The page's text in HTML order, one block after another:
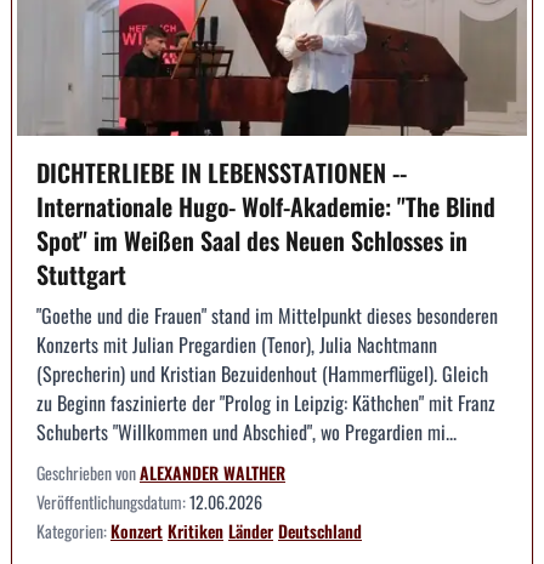
DICHTERLIEBE IN LEBENSSTATIONEN --
Internationale Hugo- Wolf-Akademie: "The Blind
Spot" im Weißen Saal des Neuen Schlosses in
Stuttgart
"Goethe und die Frauen" stand im Mittelpunkt dieses besonderen
Konzerts mit Julian Pregardien (Tenor), Julia Nachtmann
(Sprecherin) und Kristian Bezuidenhout (Hammerflügel). Gleich
zu Beginn faszinierte der "Prolog in Leipzig: Käthchen" mit Franz
Schuberts "Willkommen und Abschied", wo Pregardien mi...
Geschrieben vonALEXANDER WALTHER
Veröffentlichungsdatum:12.06.2026
Kategorien:KonzertKritikenLänderDeutschland